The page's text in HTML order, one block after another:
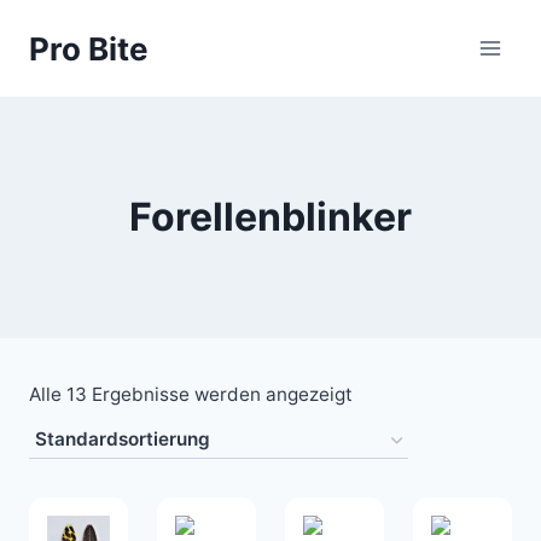
Pro Bite
Forellenblinker
Alle 13 Ergebnisse werden angezeigt